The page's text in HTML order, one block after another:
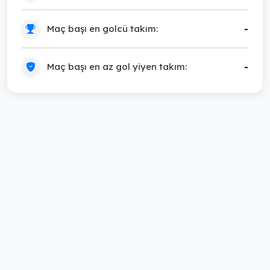
Maç başı en golcü takım: -
Maç başı en az gol yiyen takım: -